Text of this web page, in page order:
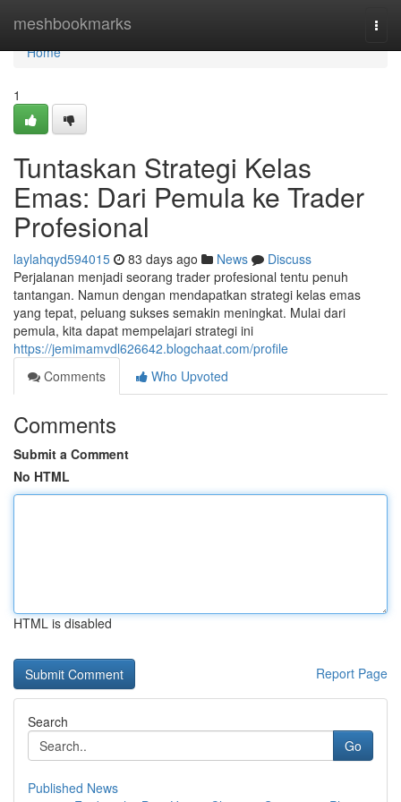
meshbookmarks
Home
Home
1
Tuntaskan Strategi Kelas
Emas: Dari Pemula ke Trader
Profesional
laylahqyd594015 83 days ago News
Discuss
Perjalanan menjadi seorang trader profesional tentu penuh
tantangan. Namun dengan mendapatkan strategi kelas emas
yang tepat, peluang sukses semakin meningkat. Mulai dari
pemula, kita dapat mempelajari strategi ini
https://jemimamvdl626642.blogchaat.com/profile
Comments
Who Upvoted
Comments
Submit a Comment
No HTML
HTML is disabled
Report Page
Search
Go
Published News